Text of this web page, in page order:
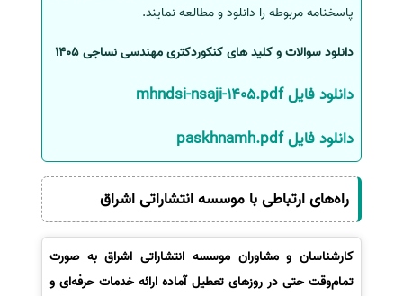
سفارش ترجمه همزمان
سفارش چکیده گرافیکی
سفارش انگیزه‌نامه‌SOP
پاسخنامه مربوطه را دانلود و مطالعه نمایند.
دانلود سوالات و کلید های کنکوردکتری مهندسی نساجی 1405
دانلود فایل mhndsi-nsaji-1405.pdf
دانلود فایل paskhnamh.pdf
راه‌های ارتباطی با موسسه انتشاراتی اشراق
کارشناسان و مشاوران موسسه انتشاراتی اشراق به صورت
تمام‌وقت حتی در روزهای تعطیل آماده ارائه خدمات حرفه‌ای و